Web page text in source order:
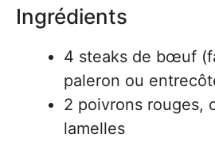
Ingrédients
4 steaks de bœuf
paleron ou
2 poivrons rouges,
lamelles